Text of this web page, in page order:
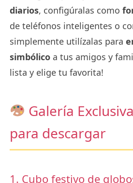
diarios, configúralas como
de teléfonos inteligentes o
simplemente utilízalas para
simbólico a tus amigos y
lista y elige tu favorita!
Galería
para descargar
1. Cubo festivo de